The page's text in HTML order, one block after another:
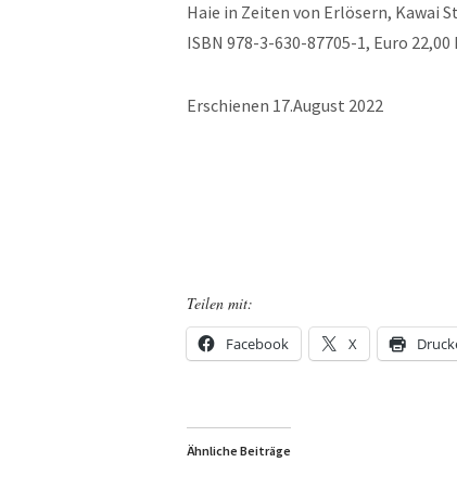
Haie in Zeiten von Erlösern, Kawai
ISBN 978-3-630-87705-1, Euro 22,00
Erschienen 17.August 2022
Teilen mit:
Facebook X
Ähnliche Beiträge